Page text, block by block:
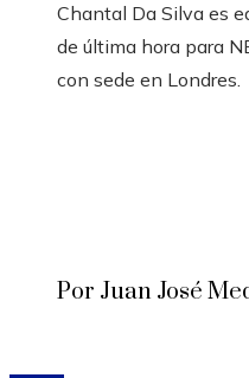
Chantal Da Silva es
de última hora para
con sede en Londres.
Por Juan José